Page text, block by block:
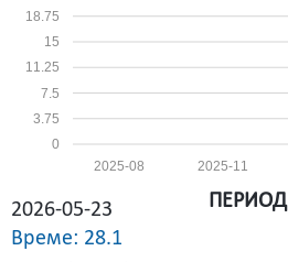
0
3.75
7.5
11.25
15
18.75
2025-11
2025-08
2026-05-23
Време: 28.1
ПЕРИОД